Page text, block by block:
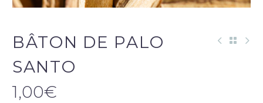
BÂTON DE PALO
SANTO
1,00€